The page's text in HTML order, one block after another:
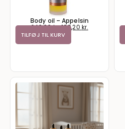
Body oil – Appelsin
249,00kr.199,20 kr.
TILFØJ TIL KURV